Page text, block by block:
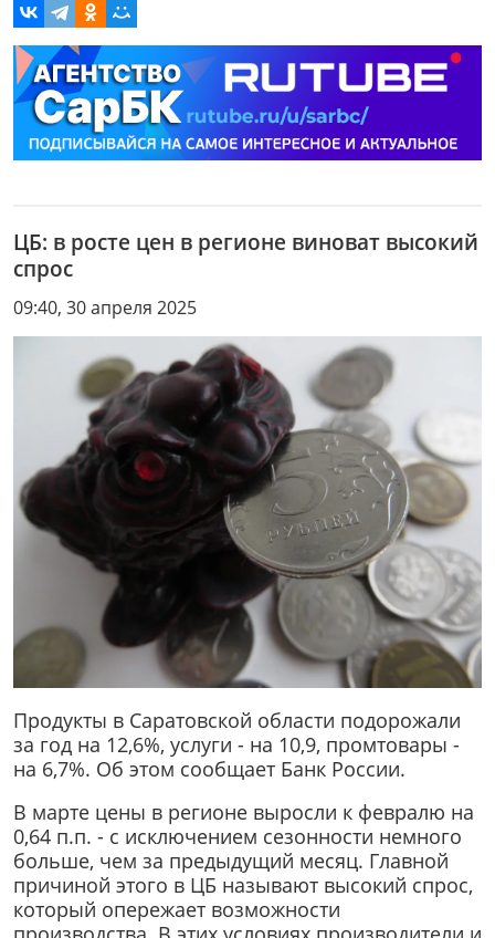
ЦБ: в росте цен в регионе виноват высокий
спрос
09:40, 30 апреля 2025
Продукты в Саратовской области подорожали
за год на 12,6%, услуги - на 10,9, промтовары -
на 6,7%. Об этом сообщает Банк России.
В марте цены в регионе выросли к февралю на
0,64 п.п. - с исключением сезонности немного
больше, чем за предыдущий месяц. Главной
причиной этого в ЦБ называют высокий спрос,
который опережает возможности